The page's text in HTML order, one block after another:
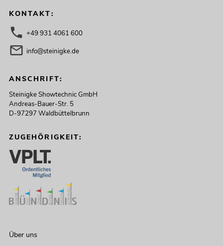
KONTAKT:
+49 931 4061 600
info@steinigke.de
ANSCHRIFT:
Steinigke Showtechnic GmbH
Andreas-Bauer-Str. 5
D-97297 Waldbüttelbrunn
ZUGEHÖRIGKEIT:
Über uns